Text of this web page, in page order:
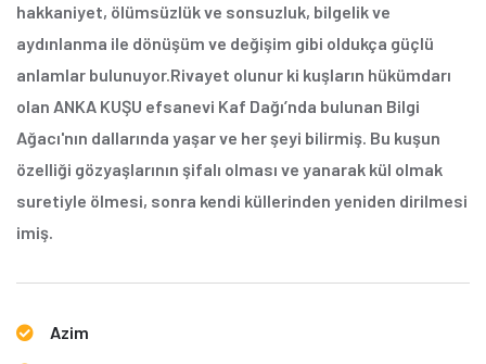
hakkaniyet, ölümsüzlük ve sonsuzluk, bilgelik ve
aydınlanma ile dönüşüm ve değişim gibi oldukça güçlü
anlamlar bulunuyor.Rivayet olunur ki kuşların hükümdarı
olan ANKA KUŞU efsanevi Kaf Dağı’nda bulunan Bilgi
Ağacı'nın dallarında yaşar ve her şeyi bilirmiş. Bu kuşun
özelliği gözyaşlarının şifalı olması ve yanarak kül olmak
suretiyle ölmesi, sonra kendi küllerinden yeniden dirilmesi
imiş.
Azim